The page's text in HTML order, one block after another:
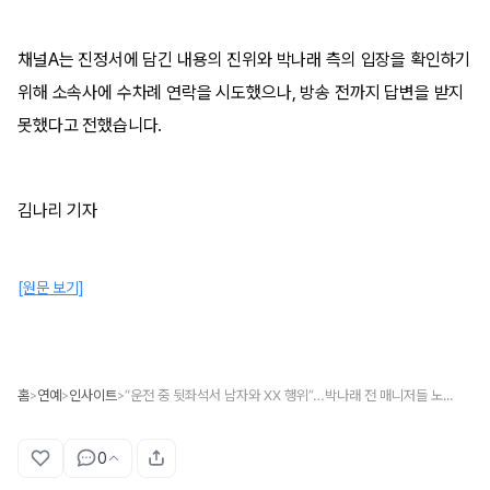
채널A는 진정서에 담긴 내용의 진위와 박나래 측의 입장을 확인하기
위해 소속사에 수차례 연락을 시도했으나, 방송 전까지 답변을 받지
못했다고 전했습니다.
김나리 기자
[원문 보기]
홈>연예 >인사이트> “운전 중 뒷좌석서 남자와 XX 행위”…박나래 전 매니저들 노동청 진정
0